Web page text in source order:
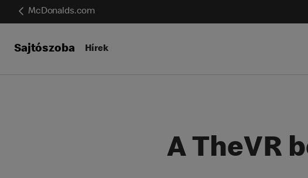
McDonalds.com
Sajtószoba Hírek
A TheVR